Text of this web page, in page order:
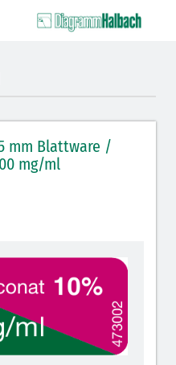
(orange schraffiert)
Kopfbalken)
schraffiert)
mm Blattware /
mg/ml